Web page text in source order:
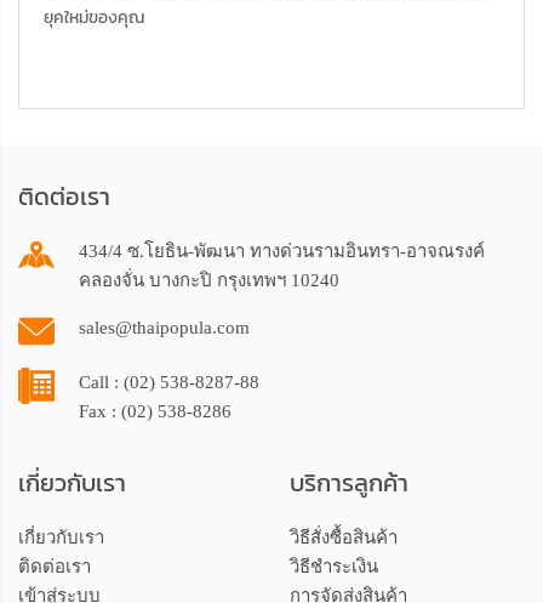
ยุคใหม่ของคุณ
ติดต่อเรา
434/4 ซ.โยธิน-พัฒนา ทางด่วนรามอินทรา-อาจณรงค์
คลองจั่น บางกะปิ กรุงเทพฯ 10240
sales@thaipopula.com
Call : (02) 538-8287-88
Fax : (02) 538-8286
เกี่ยวกับเรา
เกี่ยวกับเรา
ติดต่อเรา
เข้าสู่ระบบ
บริการลูกค้า
วิธีสั่งซื้อสินค้า
วิธีชำระเงิน
การจัดส่งสินค้า